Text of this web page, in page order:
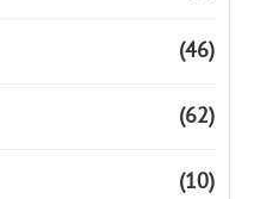
(46)
(62)
(10)